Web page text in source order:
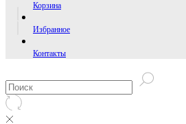
Корзина
Избранное
Контакты